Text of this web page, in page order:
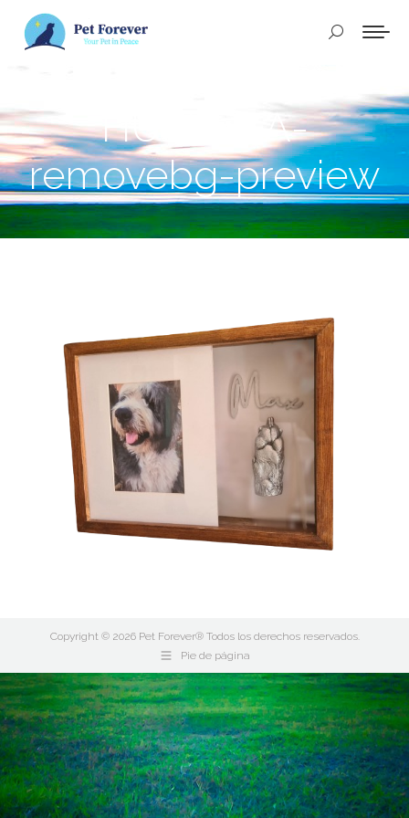
Buscar:
HUELLITA-
removebg-preview
Copyright © 2026 Pet Forever® Todos los derechos reservados.
Pie de página